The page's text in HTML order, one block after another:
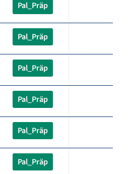
Pal_Präp
Pal_Präp
Pal_Präp
Pal_Präp
Pal_Präp
Pal_Präp